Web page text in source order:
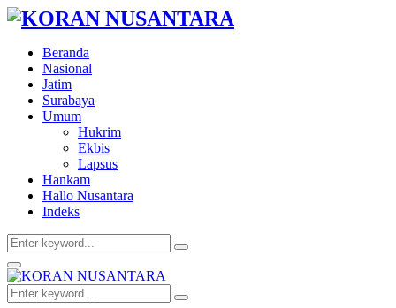
Beranda
Nasional
Jatim
Surabaya
Umum
Hukrim
Ekbis
Lapsus
Hankam
Hallo Nusantara
Indeks
Search
for:
Search
Facebook
Twitter
Youtube
Primary
Menu
Search
Search